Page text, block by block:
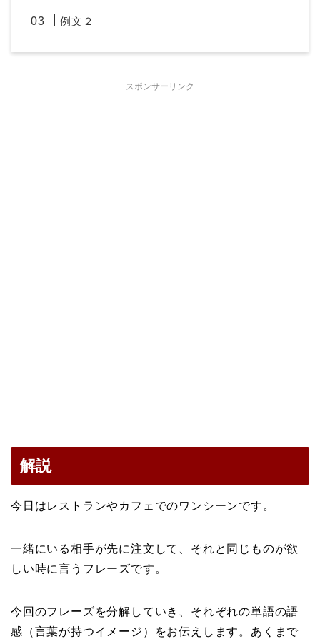
例文２
スポンサーリンク
解説
今日はレストランやカフェでのワンシーンです。
一緒にいる相手が先に注文して、それと同じものが欲
しい時に言うフレーズです。
今回のフレーズを分解していき、それぞれの単語の語
感（言葉が持つイメージ）をお伝えします。あくまで